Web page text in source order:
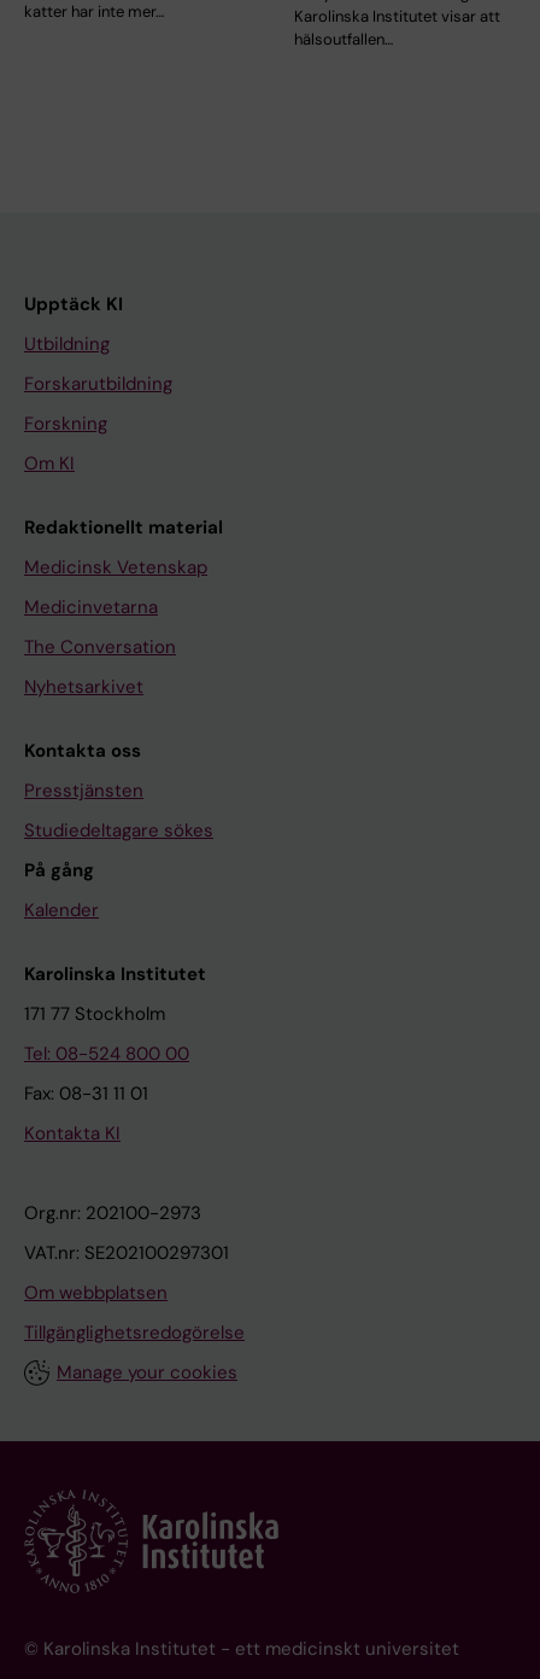
katter har inte mer…
Karolinska Institutet visar att
hälsoutfallen…
Upptäck KI
Utbildning
Forskarutbildning
Forskning
Om KI
Redaktionellt material
Medicinsk Vetenskap
Medicinvetarna
The Conversation
Nyhetsarkivet
Kontakta oss
Presstjänsten
Studiedeltagare sökes
På gång
Kalender
Karolinska Institutet
171 77 Stockholm
Tel: 08-524 800 00
Fax: 08-31 11 01
Kontakta KI
Org.nr: 202100-2973
VAT.nr: SE202100297301
Om webbplatsen
Tillgänglighetsredogörelse
Manage your cookies
© Karolinska Institutet - ett medicinskt universitet